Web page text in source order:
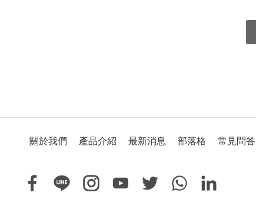
關於我們 產品介紹 最新消息 部落格 常見問答